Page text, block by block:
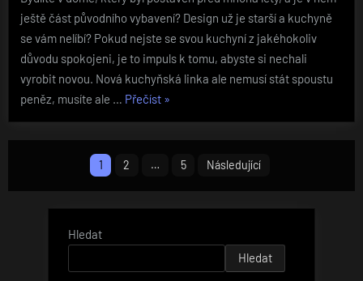
ještě část původního vybavení? Design už je starší a kuchyně
se vám nelíbí? Pokud nejste se svou kuchyní z jakéhokoliv
důvodu spokojeni, je to impuls k tomu, abyste si nechali
vyrobit novou. Nová kuchyňská linka ale nemusí stát spoustu
peněz, musíte ale … Přečíst„Nadčasová
»
Stránkování
1 2 … 5 Následující
Hledat
Hledat